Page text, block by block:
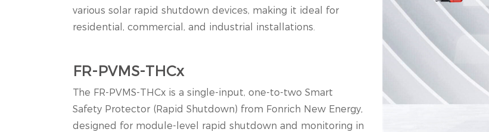
various solar rapid shutdown devices, making it ideal for
residential, commercial, and industrial installations.
FR-PVMS-THCx
The FR-PVMS-THCx is a single-input, one-to-two Smart
Safety Protector (Rapid Shutdown) from Fonrich New Energy,
designed for module-level rapid shutdown and monitoring in